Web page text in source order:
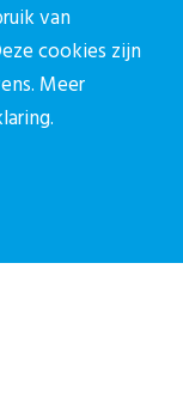
van
cookies zijn
Meer